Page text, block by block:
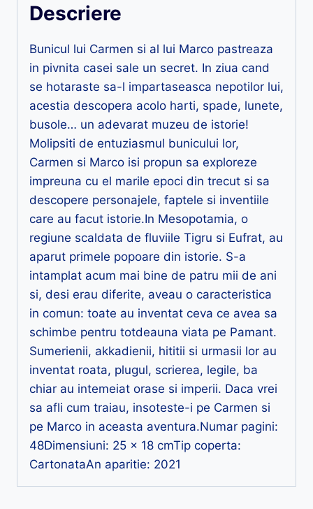
Descriere
Bunicul lui Carmen si al lui Marco pastreaza
in pivnita casei sale un secret. In ziua cand
se hotaraste sa-l impartaseasca nepotilor lui,
acestia descopera acolo harti, spade, lunete,
busole… un adevarat muzeu de istorie!
Molipsiti de entuziasmul bunicului lor,
Carmen si Marco isi propun sa exploreze
impreuna cu el marile epoci din trecut si sa
descopere personajele, faptele si inventiile
care au facut istorie.In Mesopotamia, o
regiune scaldata de fluviile Tigru si Eufrat, au
aparut primele popoare din istorie. S-a
intamplat acum mai bine de patru mii de ani
si, desi erau diferite, aveau o caracteristica
in comun: toate au inventat ceva ce avea sa
schimbe pentru totdeauna viata pe Pamant.
Sumerienii, akkadienii, hititii si urmasii lor au
inventat roata, plugul, scrierea, legile, ba
chiar au intemeiat orase si imperii. Daca vrei
sa afli cum traiau, insoteste-i pe Carmen si
pe Marco in aceasta aventura.Numar pagini:
48Dimensiuni: 25 x 18 cmTip coperta:
CartonataAn aparitie: 2021